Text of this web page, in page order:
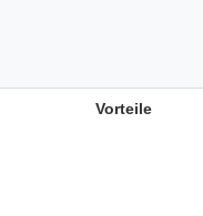
Vorteile